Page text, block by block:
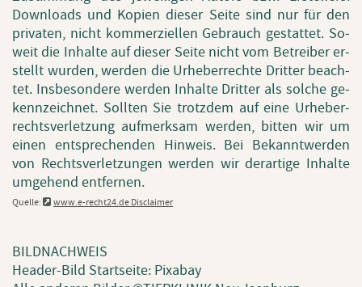
Down­loads und Ko­pi­en die­ser Seite sind nur für den
pri­va­ten, nicht kom­mer­zi­el­len Ge­brauch ge­stat­tet. So­
weit die In­hal­te auf die­ser Seite nicht vom Be­trei­ber er­
stellt wur­den, wer­den die Ur­he­ber­rech­te Drit­ter be­ach­
tet. Ins­be­son­de­re wer­den In­hal­te Drit­ter als sol­che ge­
kenn­zeich­net. Soll­ten Sie trotz­dem auf eine Ur­he­ber­
rechts­ver­let­zung auf­merk­sam wer­den, bit­ten wir um
einen ent­spre­chen­den Hin­weis. Bei Be­kannt­wer­den
von Rechts­ver­let­zun­gen wer­den wir der­ar­ti­ge In­hal­te
um­ge­hend ent­fer­nen.
Quel­le: www.​e-recht24.​de Dis­clai­mer
BILD­NACH­WEIS
Hea­der-Bild Start­sei­te: Pixabay